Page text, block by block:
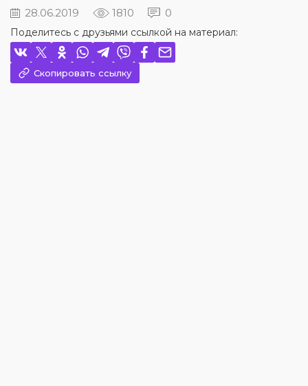
28.06.2019 1810 0
Поделитесь с друзьями ссылкой на материал:
Скопировать ссылку